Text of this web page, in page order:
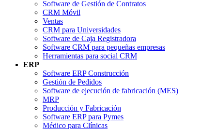
Software de Gestión de Contratos
CRM Móvil
Ventas
CRM para Universidades
Software de Caja Registradora
Software CRM para pequeñas empresas
Herramientas para social CRM
ERP
Software ERP Construcción
Gestión de Pedidos
Software de ejecución de fabricación (MES)
MRP
Producción y Fabricación
Software ERP para Pymes
Médico para Clínicas